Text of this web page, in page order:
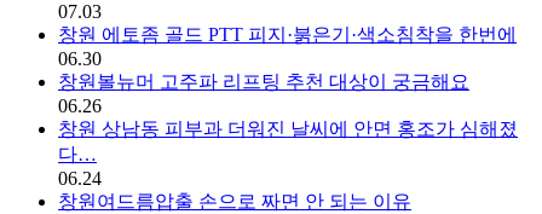
07.03
창원 에토좀 골드 PTT 피지·붉은기·색소침착을 한번에
06.30
창원볼뉴머 고주파 리프팅 추천 대상이 궁금해요
06.26
창원 상남동 피부과 더워진 날씨에 안면 홍조가 심해졌
다…
06.24
창원여드름압출 손으로 짜면 안 되는 이유